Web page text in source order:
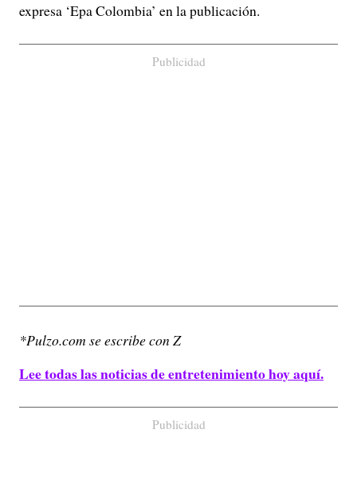
expresa ‘Epa Colombia’ en la publicación.
Publicidad
*Pulzo.com se escribe con Z
Lee todas las noticias de entretenimiento hoy aquí.
Publicidad